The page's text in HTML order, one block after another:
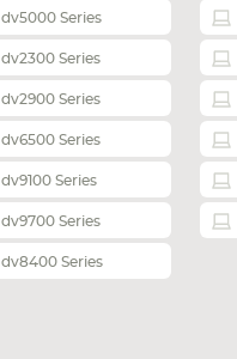
dv5000 Series
dv2300 Series
dv2900 Series
dv6500 Series
dv9100 Series
dv9700 Series
dv8400 Series